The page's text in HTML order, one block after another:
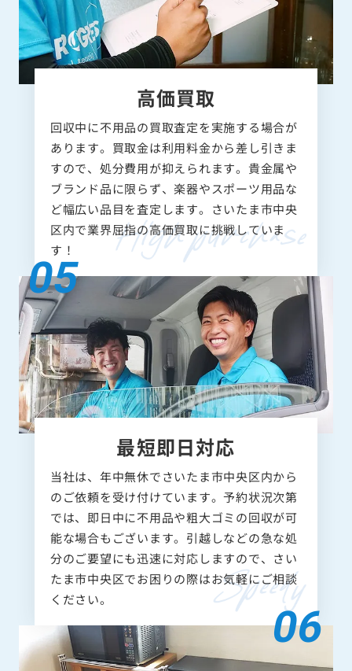
高価買取
回収中に不用品の買取査定を実施する場合が
あります。買取金は利用料金から差し引きま
すので、処分費用が抑えられます。貴金属や
ブランド品に限らず、楽器やスポーツ用品な
ど幅広い品目を査定します。さいたま市中央
区内で業界屈指の高価買取に挑戦していま
す！
最短即日対応
当社は、年中無休でさいたま市中央区内から
のご依頼を受け付けています。予約状況次第
では、即日中に不用品や粗大ゴミの回収が可
能な場合もございます。引越しなどの急な処
分のご要望にも迅速に対応しますので、さい
たま市中央区でお困りの際はお気軽にご相談
ください。